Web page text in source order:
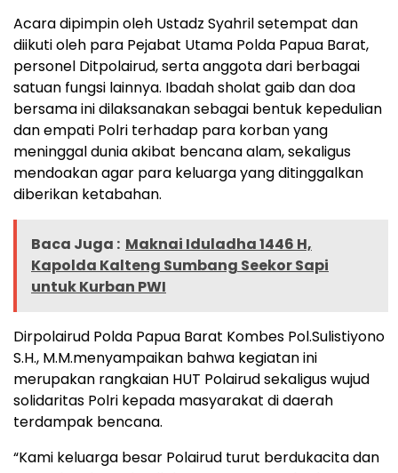
Acara dipimpin oleh Ustadz Syahril setempat dan
diikuti oleh para Pejabat Utama Polda Papua Barat,
personel Ditpolairud, serta anggota dari berbagai
satuan fungsi lainnya. Ibadah sholat gaib dan doa
bersama ini dilaksanakan sebagai bentuk kepedulian
dan empati Polri terhadap para korban yang
meninggal dunia akibat bencana alam, sekaligus
mendoakan agar para keluarga yang ditinggalkan
diberikan ketabahan.
Baca Juga : Maknai Iduladha 1446 H,
Kapolda Kalteng Sumbang Seekor Sapi
untuk Kurban PWI
Dirpolairud Polda Papua Barat Kombes Pol.Sulistiyono
S.H., M.M.menyampaikan bahwa kegiatan ini
merupakan rangkaian HUT Polairud sekaligus wujud
solidaritas Polri kepada masyarakat di daerah
terdampak bencana.
“Kami keluarga besar Polairud turut berdukacita dan